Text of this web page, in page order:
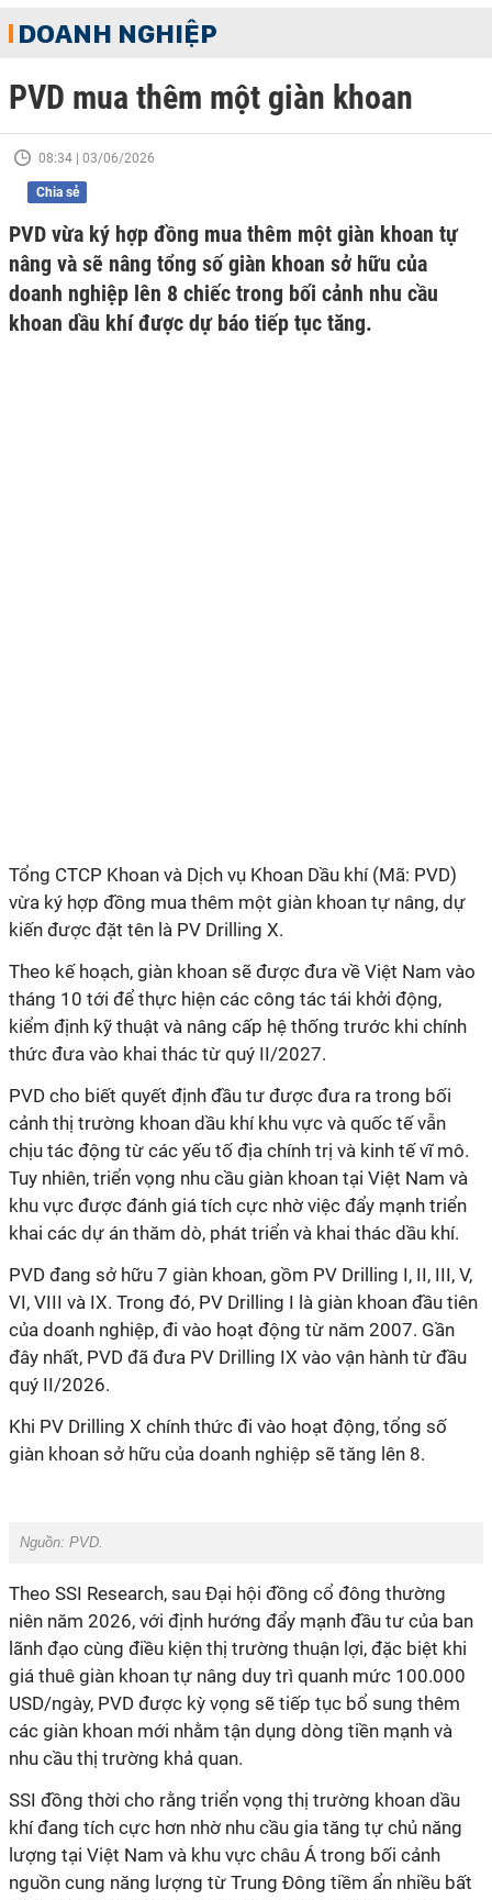
DOANH NGHIỆP
PVD mua thêm một giàn khoan
08:34 | 03/06/2026
Chia sẻ
PVD vừa ký hợp đồng mua thêm một giàn khoan tự
nâng và sẽ nâng tổng số giàn khoan sở hữu của
doanh nghiệp lên 8 chiếc trong bối cảnh nhu cầu
khoan dầu khí được dự báo tiếp tục tăng.
Tổng CTCP Khoan và Dịch vụ Khoan Dầu khí (Mã: PVD)
vừa ký hợp đồng mua thêm một giàn khoan tự nâng, dự
kiến được đặt tên là PV Drilling X.
Theo kế hoạch, giàn khoan sẽ được đưa về Việt Nam vào
tháng 10 tới để thực hiện các công tác tái khởi động,
kiểm định kỹ thuật và nâng cấp hệ thống trước khi chính
thức đưa vào khai thác từ quý II/2027.
PVD cho biết quyết định đầu tư được đưa ra trong bối
cảnh thị trường khoan dầu khí khu vực và quốc tế vẫn
chịu tác động từ các yếu tố địa chính trị và kinh tế vĩ mô.
Tuy nhiên, triển vọng nhu cầu giàn khoan tại Việt Nam và
khu vực được đánh giá tích cực nhờ việc đẩy mạnh triển
khai các dự án thăm dò, phát triển và khai thác dầu khí.
PVD đang sở hữu 7 giàn khoan, gồm PV Drilling I, II, III, V,
VI, VIII và IX. Trong đó, PV Drilling I là giàn khoan đầu tiên
của doanh nghiệp, đi vào hoạt động từ năm 2007. Gần
đây nhất, PVD đã đưa PV Drilling IX vào vận hành từ đầu
quý II/2026.
Khi PV Drilling X chính thức đi vào hoạt động, tổng số
giàn khoan sở hữu của doanh nghiệp sẽ tăng lên 8.
Nguồn: PVD.
Theo SSI Research, sau Đại hội đồng cổ đông thường
niên năm 2026, với định hướng đẩy mạnh đầu tư của ban
lãnh đạo cùng điều kiện thị trường thuận lợi, đặc biệt khi
giá thuê giàn khoan tự nâng duy trì quanh mức 100.000
USD/ngày, PVD được kỳ vọng sẽ tiếp tục bổ sung thêm
các giàn khoan mới nhằm tận dụng dòng tiền mạnh và
nhu cầu thị trường khả quan.
SSI đồng thời cho rằng triển vọng thị trường khoan dầu
khí đang tích cực hơn nhờ nhu cầu gia tăng tự chủ năng
lượng tại Việt Nam và khu vực châu Á trong bối cảnh
nguồn cung năng lượng từ Trung Đông tiềm ẩn nhiều bất